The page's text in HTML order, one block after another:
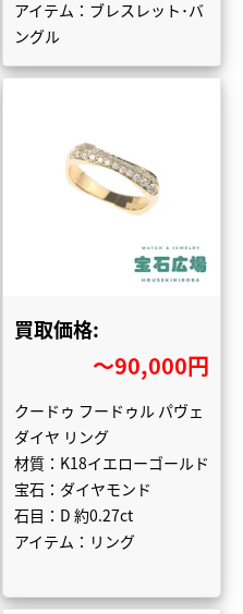
アイテム：ブレスレット･バ
ングル
買取価格:
〜90,000円
クードゥ フードゥル パヴェ
ダイヤ リング
材質：K18イエローゴールド
宝石：ダイヤモンド
石目：D 約0.27ct
アイテム：リング